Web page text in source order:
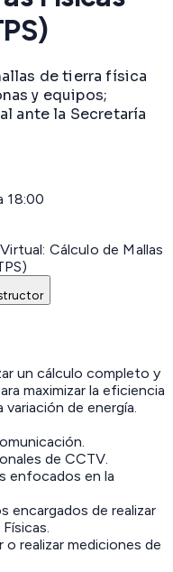
de tierra física
y equipos;
ante la Secretaría
18:00
Cálculo de Mallas
un cálculo completo y
maximizar la eficiencia
de energía.
de CCTV.
enfocados en la
encargados de realizar
realizar mediciones de